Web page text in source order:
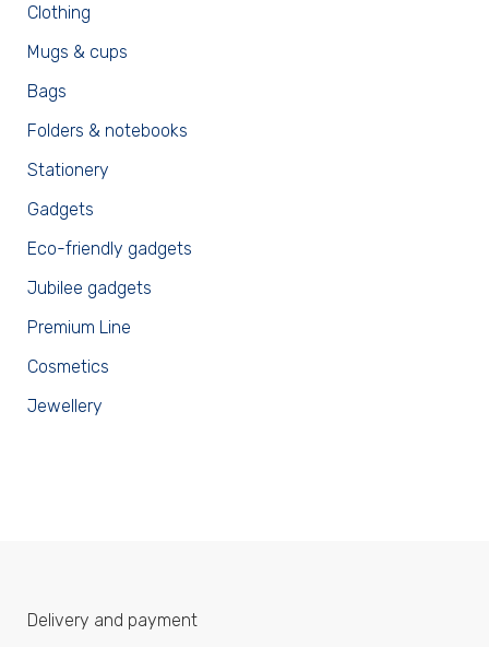
Clothing
Mugs & cups
Bags
Folders & notebooks
Stationery
Gadgets
Eco-friendly gadgets
Jubilee gadgets
Premium Line
Cosmetics
Jewellery
Delivery and payment